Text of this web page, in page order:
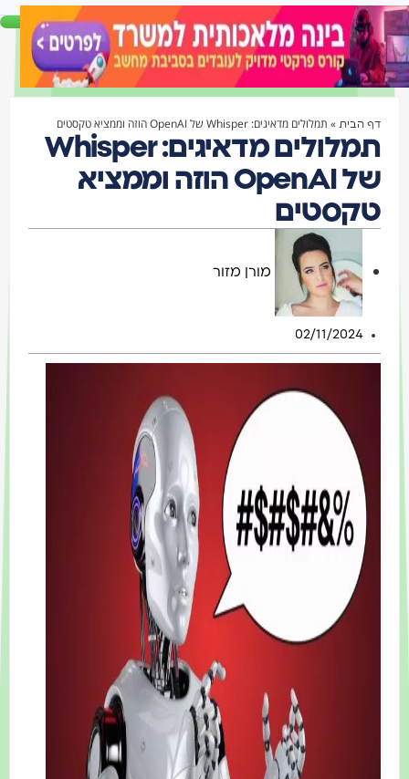
הבית»תמלולים מדאיגים: Whisper של OpenAI הוזה וממציא טקסטים
תמלולים מדאיגים: Whisper
של OpenAI הוזה וממציא
מורן מזור
02/11/2024